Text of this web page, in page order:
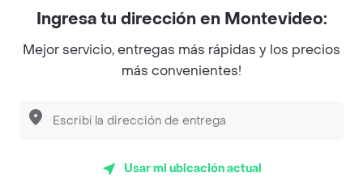
Ingresa tu dirección en Montevideo:
Mejor servicio, entregas más rápidas y los precios
más convenientes!
Usar mi ubicación actual